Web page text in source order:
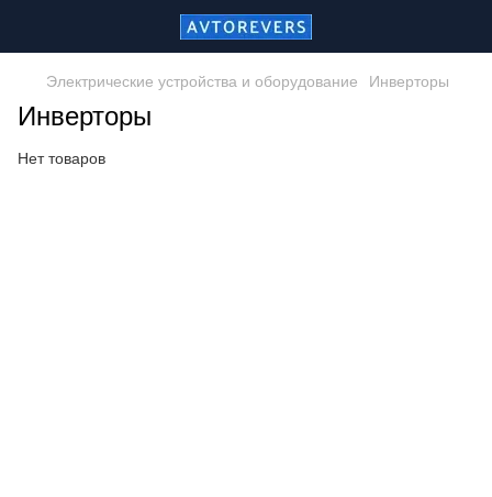
Электрические устройства и оборудование Инверторы
Инверторы
Нет товаров